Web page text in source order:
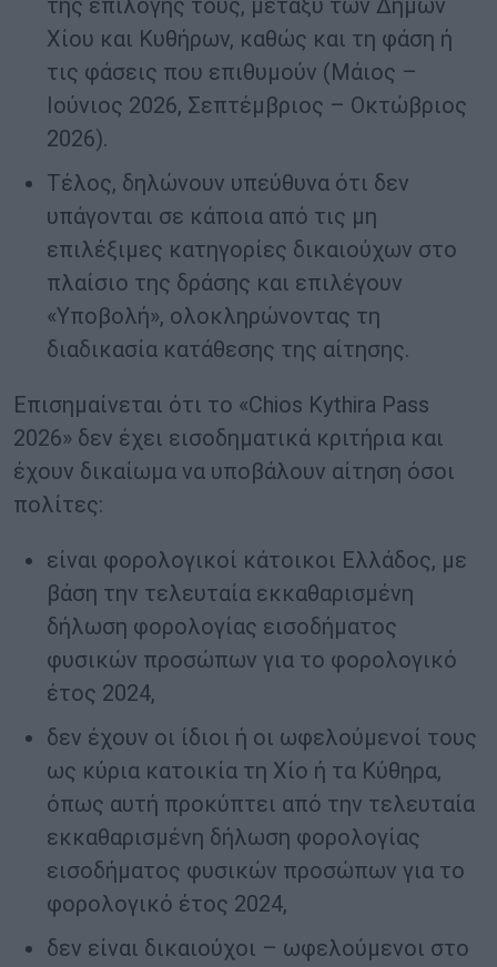
της επιλογής τους, μεταξύ των Δήμων
Χίου και Κυθήρων, καθώς και τη φάση ή
τις φάσεις που επιθυμούν (Μάιος –
Ιούνιος 2026, Σεπτέμβριος – Οκτώβριος
2026).
Τέλος, δηλώνουν υπεύθυνα ότι δεν
υπάγονται σε κάποια από τις μη
επιλέξιμες κατηγορίες δικαιούχων στο
πλαίσιο της δράσης και επιλέγουν
«Υποβολή», ολοκληρώνοντας τη
διαδικασία κατάθεσης της αίτησης.
Επισημαίνεται ότι το «Chios Kythira Pass
2026» δεν έχει εισοδηματικά κριτήρια και
έχουν δικαίωμα να υποβάλουν αίτηση όσοι
πολίτες:
είναι φορολογικοί κάτοικοι Ελλάδος, με
βάση την τελευταία εκκαθαρισμένη
δήλωση φορολογίας εισοδήματος
φυσικών προσώπων για το φορολογικό
έτος 2024,
δεν έχουν οι ίδιοι ή οι ωφελούμενοί τους
ως κύρια κατοικία τη Χίο ή τα Κύθηρα,
όπως αυτή προκύπτει από την τελευταία
εκκαθαρισμένη δήλωση φορολογίας
εισοδήματος φυσικών προσώπων για το
φορολογικό έτος 2024,
δεν είναι δικαιούχοι – ωφελούμενοι στο